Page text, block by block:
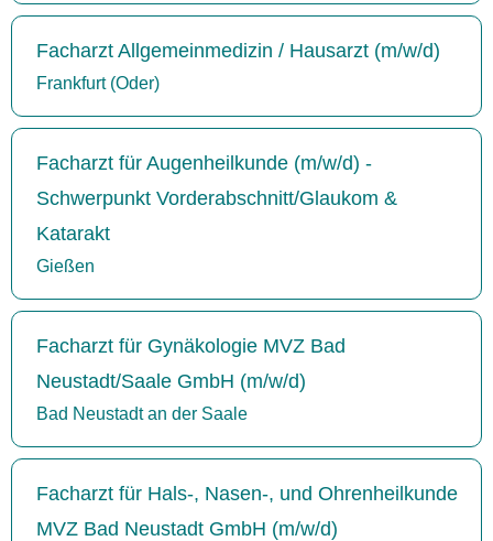
Facharzt Allgemeinmedizin / Hausarzt (m/w/d)
Frankfurt (Oder)
Facharzt für Augenheilkunde (m/w/d) -
Schwerpunkt Vorderabschnitt/Glaukom &
Katarakt
Gießen
Facharzt für Gynäkologie MVZ Bad
Neustadt/Saale GmbH (m/w/d)
Bad Neustadt an der Saale
Facharzt für Hals-, Nasen-, und Ohrenheilkunde
MVZ Bad Neustadt GmbH (m/w/d)